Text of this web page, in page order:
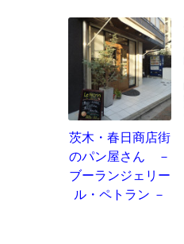
茨木・春日商店街
のパン屋さん －
ブーランジェリー
ル・ペトラン －